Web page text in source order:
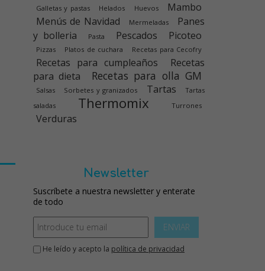
Galletas y pastas
Helados Huevos
Mambo
Menús de Navidad
Mermeladas
Panes
y bolleria
Pasta Pescados Picoteo
Pizzas Platos de cuchara Recetas para Cecofry
Recetas para cumpleaños
Recetas
para dieta
Recetas para olla GM
Salsas Sorbetes y granizados Tartas
Tartas
saladas
Thermomix Turrones
Verduras
Newsletter
Suscríbete a nuestra newsletter y enterate
de todo
ENVIAR
He leído y acepto la política de privacidad